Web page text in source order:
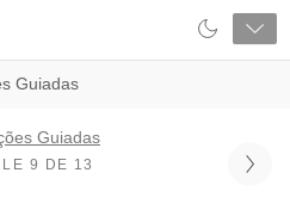
Guiadas
Guiadas
9 DE 13